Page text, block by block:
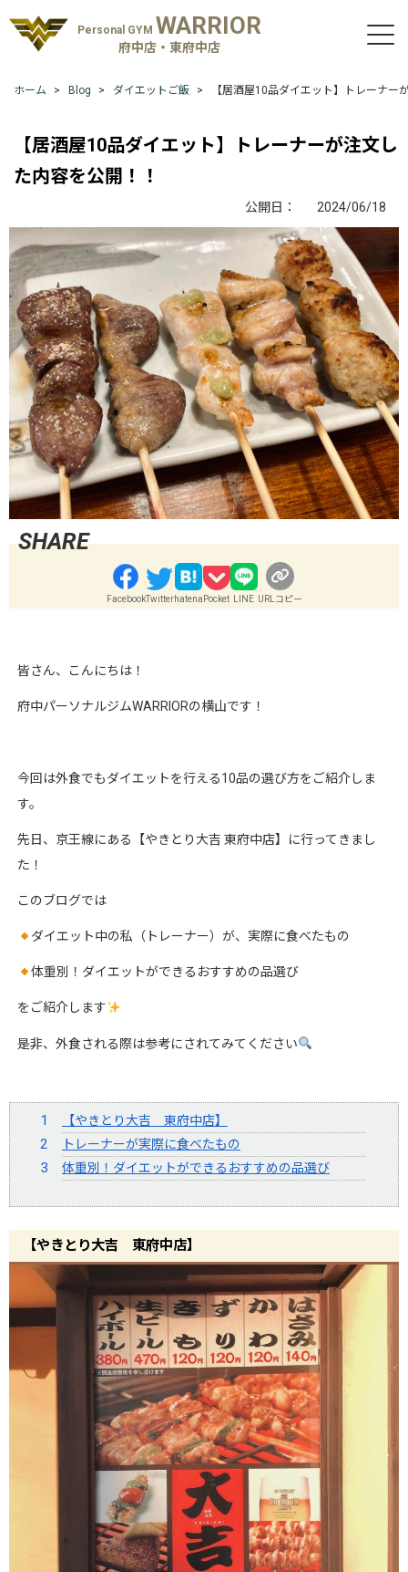
Personal GYM WARRIOR
府中店・東府中店
ホーム Blog ダイエットご飯 【居酒屋10品ダイエット】トレーナー
【居酒屋10品ダイエット】トレーナーが注文し
た内容を公開！！
公開日： 2024/06/18
FacebookTwitterhatena Pocket LINE URLコピー
皆さん、こんにちは！
府中パーソナルジムWARRIORの横山です！
今回は外食でもダイエットを行える10品の選び方をご紹介しま
す。
先日、京王線にある【やきとり大吉 東府中店】に行ってきまし
た！
このブログでは
ダイエット中の私（トレーナー）が、実際に食べたもの
体重別！ダイエットができるおすすめの品選び
をご紹介します
是非、外食される際は参考にされてみてください
【やきとり大吉 東府中店】
トレーナーが実際に食べたもの
体重別！ダイエットができるおすすめの品選び
【やきとり大吉 東府中店】